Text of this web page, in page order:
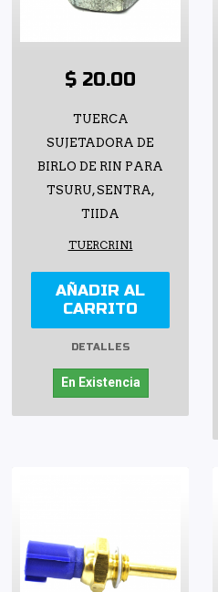
$ 20.00
TUERCA
SUJETADORA DE
BIRLO DE RIN PARA
TSURU, SENTRA,
TIIDA
TUERCRIN1
AÑADIR AL
CARRITO
DETALLES
En Existencia